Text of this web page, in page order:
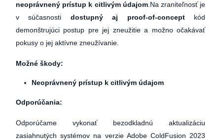
neoprávnený prístup k citlivým údajom.Na zraniteľnosť je
v súčasnosti dostupný aj proof-of-conceptkód
demonštrujúci postup pre jej zneužitie a možno očakávať
pokusy o jej aktívne zneužívanie.
Možné škody:
Neoprávnený prístup k citlivým údajom
Odporúčania:
Odporúčame vykonať bezodkladnú aktualizáciu
zasiahnutých systémov na verzie Adobe ColdFusion 2023